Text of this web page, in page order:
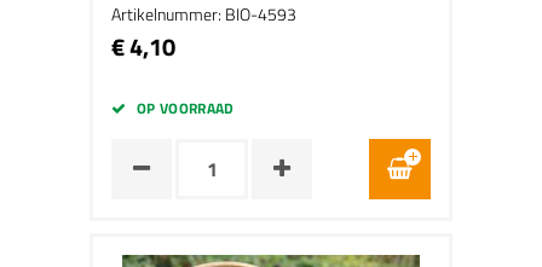
Artikelnummer: BIO-4593
€ 4,10
OP VOORRAAD